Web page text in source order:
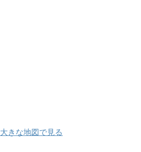
大きな地図で見る